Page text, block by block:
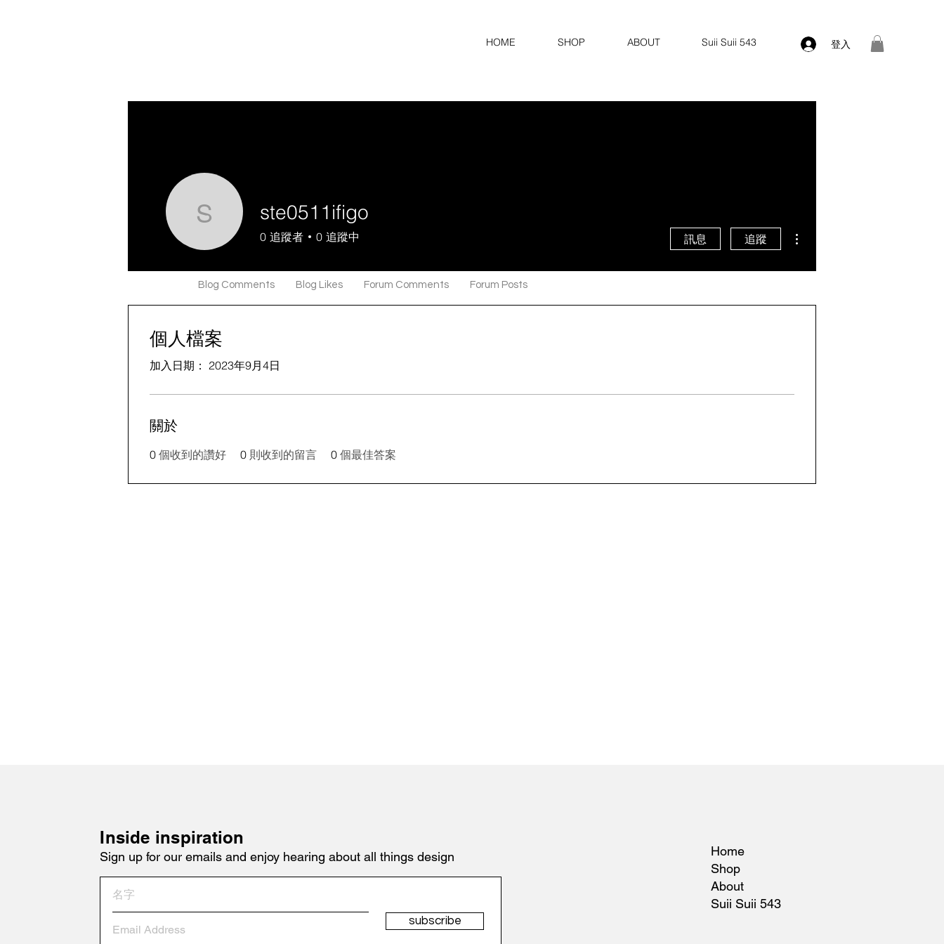
HOME SHOP ABOUT Suii Suii 543 登入
個人檔案
加入日期： 2023年9月4日
關於
0 個收到的讚好 0 則收到的留言 0 個最佳答案
ste0511ifigo
ste0511ifigo
0 追蹤者 0 追蹤中 訊息 追蹤
Blog Comments Blog Likes Forum Comments Forum Posts
Inside inspiration
Sign up for our emails and enjoy hearing about all things design
subscribe
Home
Shop
About
Suii Suii 543